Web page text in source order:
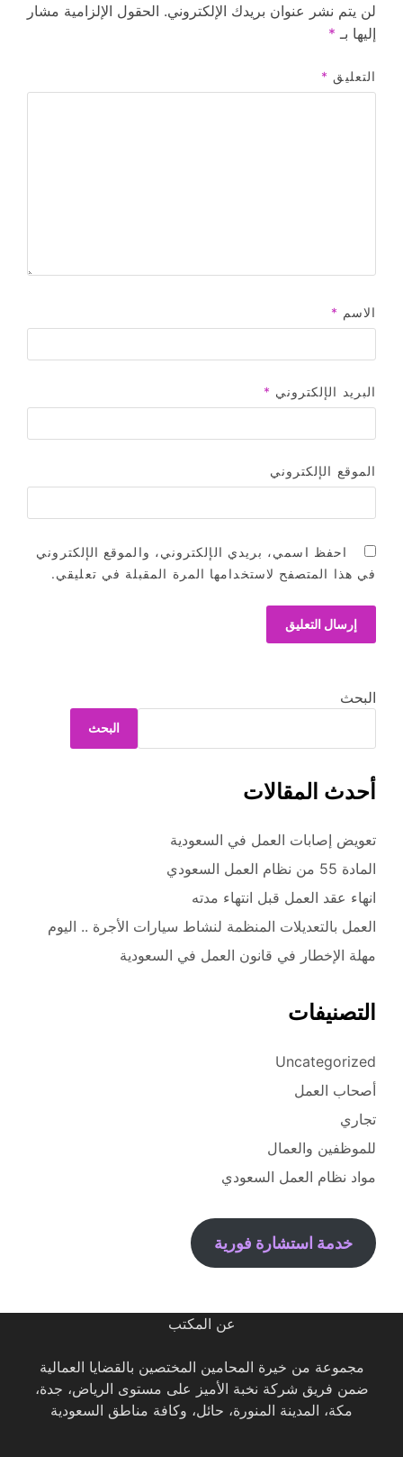
لن يتم نشر عنوان بريدك الإلكتروني. الحقول الإلزامية مشار
إليها بـ *
التعليق *
الاسم *
البريد الإلكتروني *
الموقع الإلكتروني
احفظ اسمي، بريدي الإلكتروني، والموقع الإلكتروني
في هذا المتصفح لاستخدامها المرة المقبلة في تعليقي.
البحث
البحث
أحدث المقالات
تعويض إصابات العمل في السعودية
المادة 55 من نظام العمل السعودي
انهاء عقد العمل قبل انتهاء مدته
العمل بالتعديلات المنظمة لنشاط سيارات الأجرة .. اليوم
مهلة الإخطار في قانون العمل في السعودية
التصنيفات
Uncategorized
أصحاب العمل
تجاري
للموظفين والعمال
مواد نظام العمل السعودي
خدمة استشارة فورية
عن المكتب
مجموعة من خيرة المحامين المختصين بالقضايا العمالية
ضمن فريق شركة نخبة الأميز على مستوى الرياض، جدة،
مكة، المدينة المنورة، حائل، وكافة مناطق السعودية